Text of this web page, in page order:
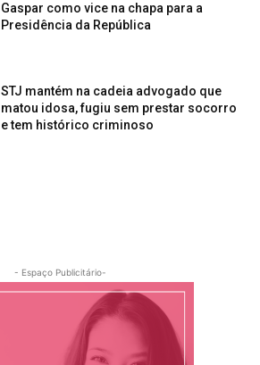
Gaspar como vice na chapa para a
Presidência da República
STJ mantém na cadeia advogado que
matou idosa, fugiu sem prestar socorro
e tem histórico criminoso
- Espaço Publicitário-